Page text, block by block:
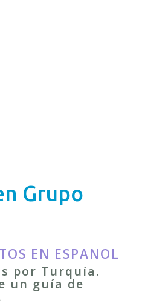
Grupo
EN ESPANOL
por Turquía.
un guía de